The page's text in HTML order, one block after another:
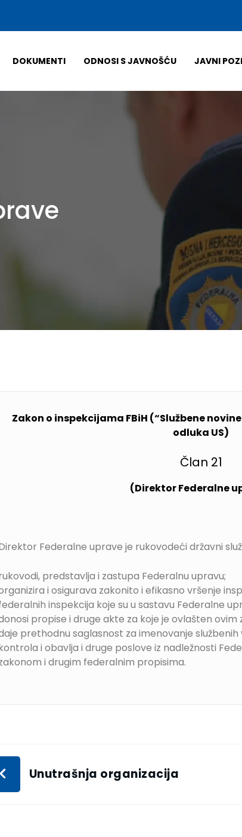
DOKUMENTI ODNOSI S JAVNOŠĆU JAVNI
Zakon o inspekcijama FBiH (“Službene novine
odluka US)
Član 21
(Direktor Federalne
Federalne uprave je rukovodeći državni
predstavlja i zastupa Federalnu upravu;
i osigurava zakonito i efikasno vršenje
inspekcija koje su u sastavu Federalne
propise i druge akte za koje je ovlašten ovim
prethodnu saglasnost za imenovanje
i obavlja i druge poslove iz nadležnosti
i drugim federalnim propisima.
Unutrašnja organizacija